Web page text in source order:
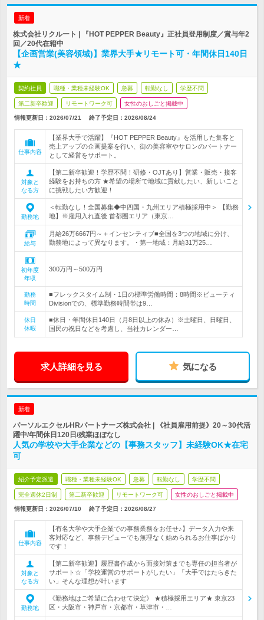
新着
株式会社リクルート | 『HOT PEPPER Beauty』正社員登用制度／賞与年2
回／20代在籍中
【企画営業(美容領域)】業界大手★リモート可・年間休日140日
★
契約社員 職種・業種未経験OK 急募 転勤なし 学歴不問
第二新卒歓迎 リモートワーク可 女性のおしごと掲載中
情報更新日：2026/07/21 終了予定日： 2026/08/24
仕事内容
【業界大手で活躍】『HOT PEPPER Beauty』を活用した集客と
売上アップの企画提案を行い、街の美容室やサロンのパートナー
として経営をサポート。
対象と
なる方
【第二新卒歓迎！学歴不問！研修・OJTあり】営業・販売・接客
経験をお持ちの方 ★希望の場所で地域に貢献したい、新しいこと
に挑戦したい方歓迎！
勤務地
＜転勤なし！全国募集◆中四国・九州エリア積極採用中＞ 【勤務
地】※雇用入れ直後 首都圏エリア（東京…
給与
月給26万6667円～＋インセンティブ■全国を3つの地域に分け、
勤務地によって異なります。・第一地域：月給31万25…
初年度
年収
300万円～500万円
勤務
時間
■フレックスタイム制・1日の標準労働時間：8時間※ビューティ
Divisionでの、標準勤務時間帯は9…
休日
休暇
■休日・年間休日140日（月8日以上の休み）※土曜日、日曜日、
国民の祝日などを考慮し、当社カレンダー…
求人詳細を見る 気になる
新着
パーソルエクセルHRパートナーズ株式会社 | 《社員雇用前提》20～30代活
躍中/年間休日120日/残業ほぼなし
人気の学校や大手企業などの【事務スタッフ】未経験OK★在宅
可
紹介予定派遣 職種・業種未経験OK 急募 転勤なし 学歴不問
完全週休2日制 第二新卒歓迎 リモートワーク可 女性のおしごと掲載中
情報更新日：2026/07/10 終了予定日： 2026/08/27
仕事内容
【有名大学や大手企業での事務業務をお任せ♪】データ入力や来
客対応など、事務デビューでも無理なく始められるお仕事ばかり
です！
対象と
なる方
【第二新卒歓迎】履歴書作成から面接対策までも専任の担当者が
サポート☆「学校運営のサポートがしたい」「大手ではたらきた
い」そんな理想が叶います
勤務地
《勤務地はご希望に合わせて決定》 ★積極採用エリア★ 東京23
区・大阪市・神戸市・京都市・草津市・…